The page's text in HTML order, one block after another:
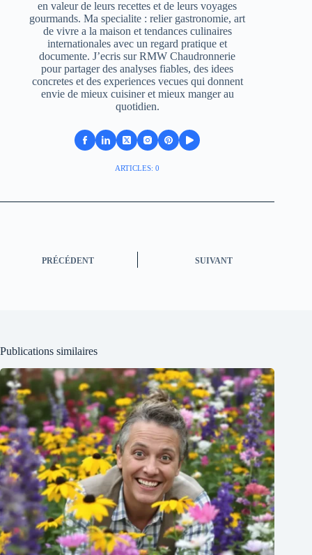
en valeur de leurs recettes et de leurs voyages
gourmands. Ma specialite : relier gastronomie, art
de vivre a la maison et tendances culinaires
internationales avec un regard pratique et
documente. J’ecris sur RMW Chaudronnerie
pour partager des analyses fiables, des idees
concretes et des experiences vecues qui donnent
envie de mieux cuisiner et mieux manger au
quotidien.
ARTICLES: 0
PRÉCÉDENT SUIVANT
Publications similaires